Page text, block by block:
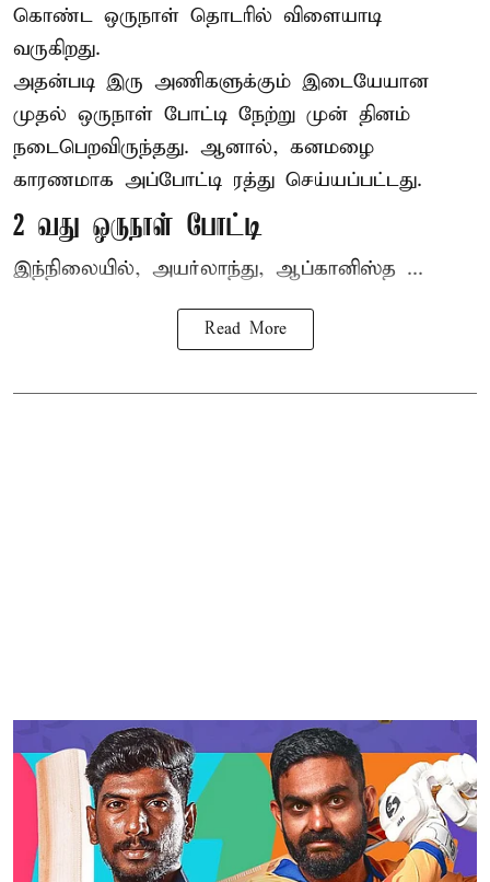
கொண்ட ஒருநாள் தொடரில் விளையாடி
வருகிறது.
அதன்படி இரு அணிகளுக்கும் இடையேயான
முதல் ஒருநாள் போட்டி நேற்று முன் தினம்
நடைபெறவிருந்தது. ஆனால், கனமழை
காரணமாக அப்போட்டி ரத்து செய்யப்பட்டது.
2 வது ஒருநாள் போட்டி
இந்நிலையில், அயர்லாந்து, ஆப்கானிஸ்த ...
Read More